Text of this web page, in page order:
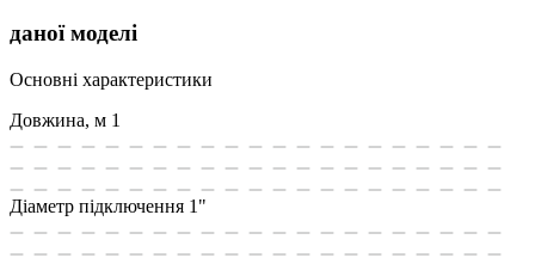
даної моделі
Основні характеристики
Довжина, м 1
Діаметр підключення 1"